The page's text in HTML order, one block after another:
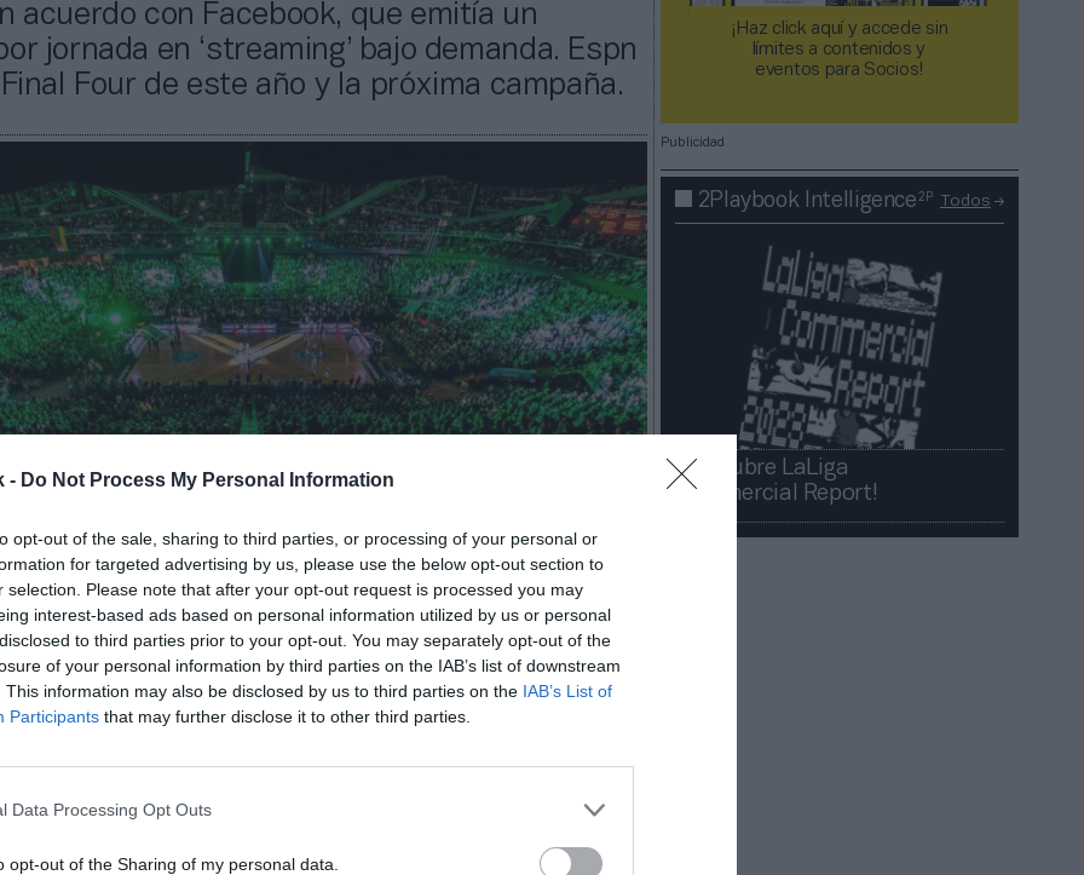
- Do Not Process My Personal Information
opt-out of the sale, sharing to third parties, or processing of your personal or
for targeted advertising by us, please use the below opt-out section to
selection. Please note that after your opt-out request is processed you may
interest-based ads based on personal information utilized by us or personal
to third parties prior to your opt-out. You may separately opt-out of the
of your personal information by third parties on the IAB’s list of downstream
This information may also be disclosed by us to third parties on the IAB’s List of
Participants that may further disclose it to other third parties.
Data Processing Opt Outs
opt-out of the Sharing of my personal data.
acuerdo con Facebook, que emitía un
jornada en ‘streaming’ bajo demanda. Espn
Four de este año y la próxima campaña.
8 de mayo de 2023
sus derechos audiovisuales en el país hasta 2023-2024,
contrato.
¡Haz click aquí y accede sin
límites a contenidos y
eventos para Socios!​​​​​​​
Publicidad
2Playbook Intelligence2P Todos
¡Descubre LaLiga
Commercial Report!​​